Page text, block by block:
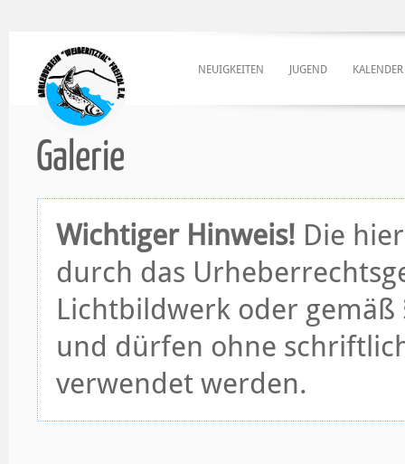
NEUIGKEITEN JUGEND KALENDER
Galerie
Wichtiger Hinweis! Die
durch das
Lichtbildwerk oder gemäß
und dürfen ohne
verwendet werden.